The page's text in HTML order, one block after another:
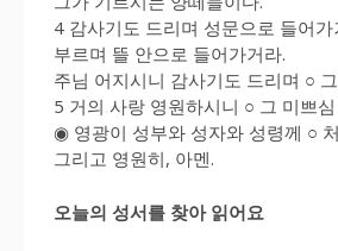
4 감사기도 드리며 성문으로 들어
부르며 뜰 안으로 들어가거라.
주님 어지시니 감사기도 드리며 ○
5 거의 사랑 영원하시니 ○ 그 미쁘
◉ 영광이 성부와 성자와 성령께 ○
그리고 영원히, 아멘.
오늘의 성서를 찾아 읽어요